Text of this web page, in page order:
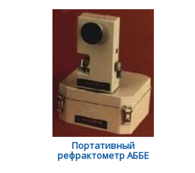
Портативный
рефрактометр АББЕ